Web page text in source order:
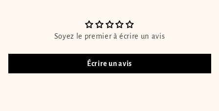
Soyez le premier à écrire un avis
Écrire un avis